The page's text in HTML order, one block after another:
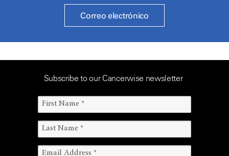
Correo electrónico
Subscribe to our Cancerwise newsletter